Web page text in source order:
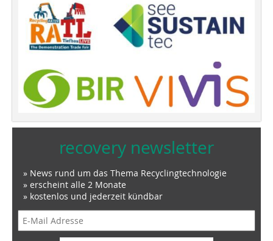
recovery newsletter
» News rund um das Thema Recyclingtechnologie
» erscheint alle 2 Monate
» kostenlos und jederzeit kündbar